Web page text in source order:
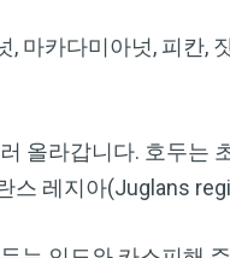
, 마카다미아넛, 피칸,
올라갑니다. 호두는
스 레지아(Juglans